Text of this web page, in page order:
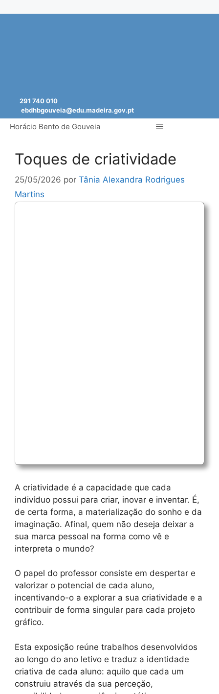
291 740 010
ebdhbgouveia@edu.madeira.gov.pt
Horácio Bento de Gouveia Menu
Toques de criatividade
25/05/2026 por Tânia Alexandra Rodrigues
Martins
A criatividade é a capacidade que cada
indivíduo possui para criar, inovar e inventar. É,
de certa forma, a materialização do sonho e da
imaginação. Afinal, quem não deseja deixar a
sua marca pessoal na forma como vê e
interpreta o mundo?
O papel do professor consiste em despertar e
valorizar o potencial de cada aluno,
incentivando-o a explorar a sua criatividade e a
contribuir de forma singular para cada projeto
gráfico.
Esta exposição reúne trabalhos desenvolvidos
ao longo do ano letivo e traduz a identidade
criativa de cada aluno: aquilo que cada um
construiu através da sua perceção,